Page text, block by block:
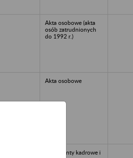
Akta osobowe (akta
osób zatrudnionych
do 1992 r.)
Akta osobowe
dokumenty kadrowe i